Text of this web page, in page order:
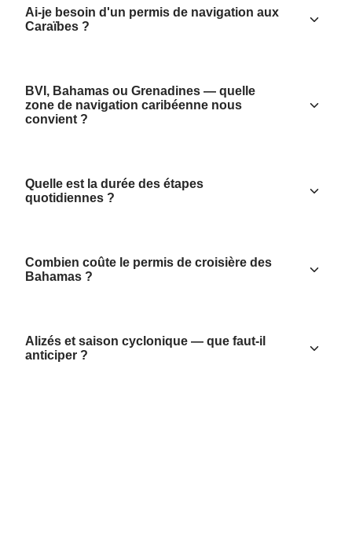
Ai-je besoin d'un permis de navigation aux
Caraïbes ?
BVI, Bahamas ou Grenadines — quelle
zone de navigation caribéenne nous
convient ?
Quelle est la durée des étapes
quotidiennes ?
Combien coûte le permis de croisière des
Bahamas ?
Alizés et saison cyclonique — que faut-il
anticiper ?